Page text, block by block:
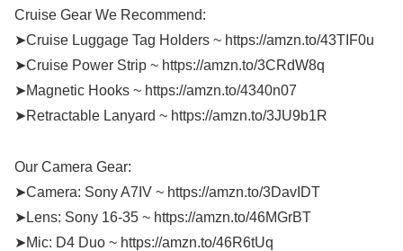
Cruise Gear We Recommend:
➤Cruise Luggage Tag Holders ~ https://amzn.to/43TIF0u
➤Cruise Power Strip ~ https://amzn.to/3CRdW8q
➤Magnetic Hooks ~ https://amzn.to/4340n07
➤Retractable Lanyard ~ https://amzn.to/3JU9b1R
Our Camera Gear:
➤Camera: Sony A7IV ~ https://amzn.to/3DavIDT
➤Lens: Sony 16-35 ~ https://amzn.to/46MGrBT
➤Mic: D4 Duo ~ https://amzn.to/46R6tUq